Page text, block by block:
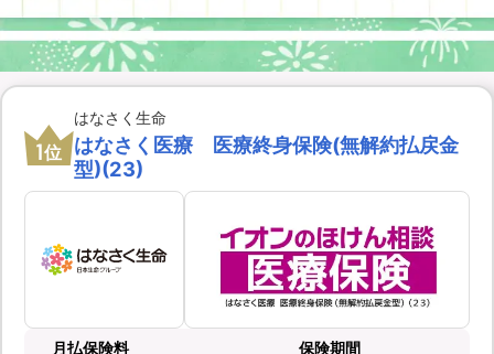
1位
はなさく生命
はなさく医療 医療終身保険(無解約払戻金
型)(23)
月払保険料 保険期間